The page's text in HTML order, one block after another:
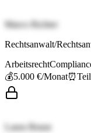
Marco Richter
Rechtsanwalt/
Arbeitsrecht
💰5.000 €/Monat⏰
Laura Braun